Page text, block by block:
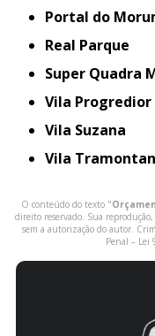
Portal do
Real Parque
Super Quadra
Vila Progredior
Vila Suzana
Vila
O conteúdo do texto "
direito reservado. Sua
sem a autorização do autor.
Penal – Lei